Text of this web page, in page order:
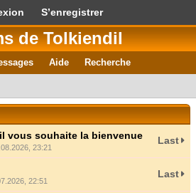
S’enregistrer
de Tolkiendil
Aide Recherche
vous souhaite la bienvenue
23:21
Last
22:51
Last